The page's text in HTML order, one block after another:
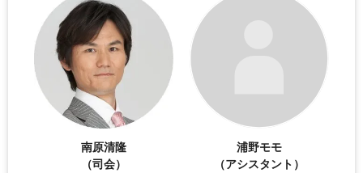
南原清隆
（司会）
浦野モモ
（アシスタント）